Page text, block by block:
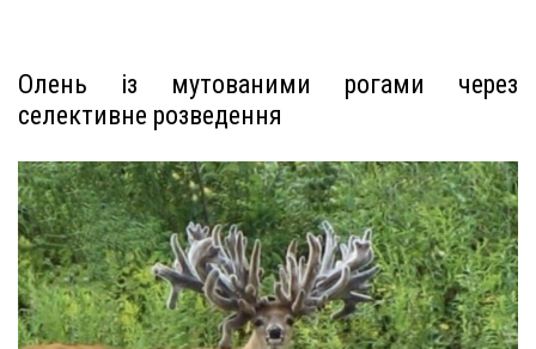
Олень із мутованими рогами через
селективне розведення